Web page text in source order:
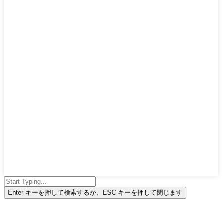
Enter キーを押して検索するか、ESC キーを押して閉じます